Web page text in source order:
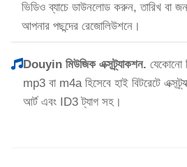
ভিডিও ব্যাচে ডাউনলোড করুন, তারিখ বা
আপনার পছন্দের রেজোলিউশনে।
Douyin মিউজিক এক্সট্র্যাকশন. যেকোনো
mp3 বা m4a হিসেবে হাই বিটরেটে
আর্ট এবং ID3 ট্যাগ সহ।